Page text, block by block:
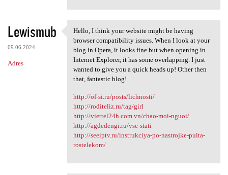
Lewismub
09.06.2024
Adres
Hello, I think your website
Hello, I think your website might be having
browser compatibility issues. When I look at your
blog in Opera, it looks fine but when opening in
Internet Explorer, it has some overlapping. I just
wanted to give you a quick heads up! Other then
that, fantastic blog!
http://of-si.ru/posts/lichnosti/
http://roditeliz.ru/tag/girl
http://viettel24h.com.vn/chao-moi-nguoi/
http://agdedengi.ru/vse-stati
http://seeiptv.ru/instrukciya-po-nastrojke-pulta-
rostelekom/